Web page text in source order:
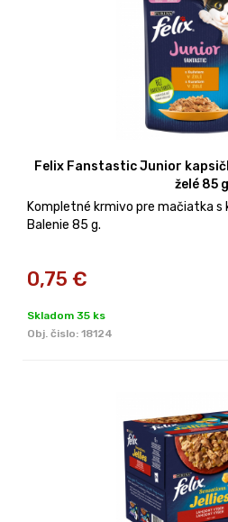
Felix Fanstastic Junior
želé 85 g
Kompletné krmivo pre mačiatka s
Balenie 85 g.
0,75 €
Skladom 35 ks
Obj. čislo: 18124